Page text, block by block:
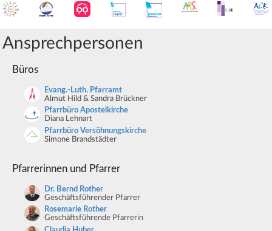
Ansprechpersonen
Büros
Evang.-Luth. Pfarramt
Almut Hild & Sandra Brückner
Pfarrbüro Apostelkirche
Diana Lehnart
Pfarrbüro Versöhnungskirche
Simone Brandstädter
Pfarrerinnen und Pfarrer
Dr. Bernd Rother
Geschäftsführender Pfarrer
Rosemarie Rother
Geschäftsführende Pfarrerin